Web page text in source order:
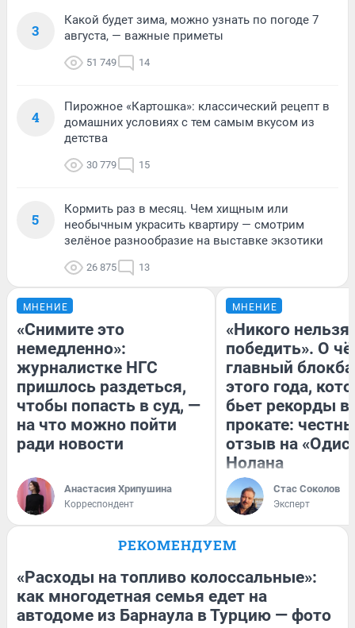
3
Какой будет зима, можно узнать по погоде 7
августа, — важные приметы
51 749 14
4
Пирожное «Картошка»: классический рецепт в
домашних условиях с тем самым вкусом из
детства
30 779 15
5
Кормить раз в месяц. Чем хищным или
необычным украсить квартиру — смотрим
зелёное разнообразие на выставке экзотики
26 875 13
МНЕНИЕ
«Снимите это
немедленно»:
журналистке НГС
пришлось раздеться,
чтобы попасть в суд, —
на что можно пойти
ради новости
Анастасия Хрипушина
Корреспондент
МНЕНИЕ
«Никого нельзя
победить». О
главный
этого года,
бьет рекорды в
прокате:
отзыв на
Нолана
Стас Соколов
Эксперт
РЕКОМЕНДУЕМ
«Расходы на топливо колоссальные»:
как многодетная семья едет на
автодоме из Барнаула в Турцию — фото